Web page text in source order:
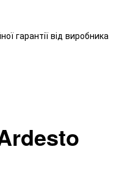
гарантії від виробника